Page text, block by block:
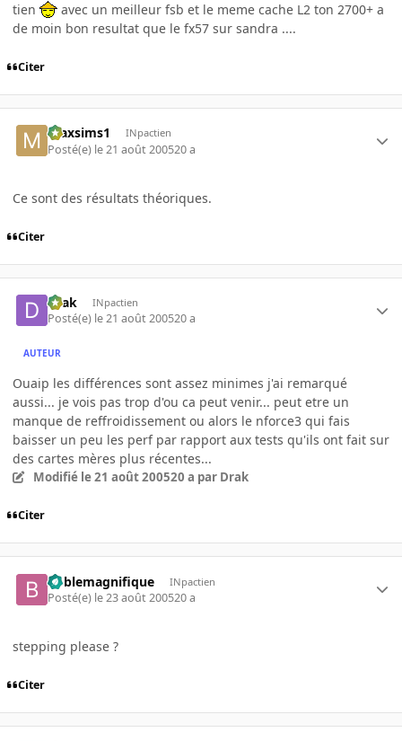
tien
avec un meilleur fsb et le meme cache L2 ton 2700+ a
de moin bon resultat que le fx57 sur sandra ....
Citer
maxsims1 INpactien
Posté(e) le 21 août 200520 a
Ce sont des résultats théoriques.
Citer
Drak INpactien
Posté(e) le 21 août 200520 a
AUTEUR
Ouaip les différences sont assez minimes j'ai remarqué
aussi... je vois pas trop d'ou ca peut venir... peut etre un
manque de reffroidissement ou alors le nforce3 qui fais
baisser un peu les perf par rapport aux tests qu'ils ont fait sur
des cartes mères plus récentes...
Modifié le 21 août 200520 a par Drak
Citer
boblemagnifique INpactien
Posté(e) le 23 août 200520 a
stepping please ?
Citer